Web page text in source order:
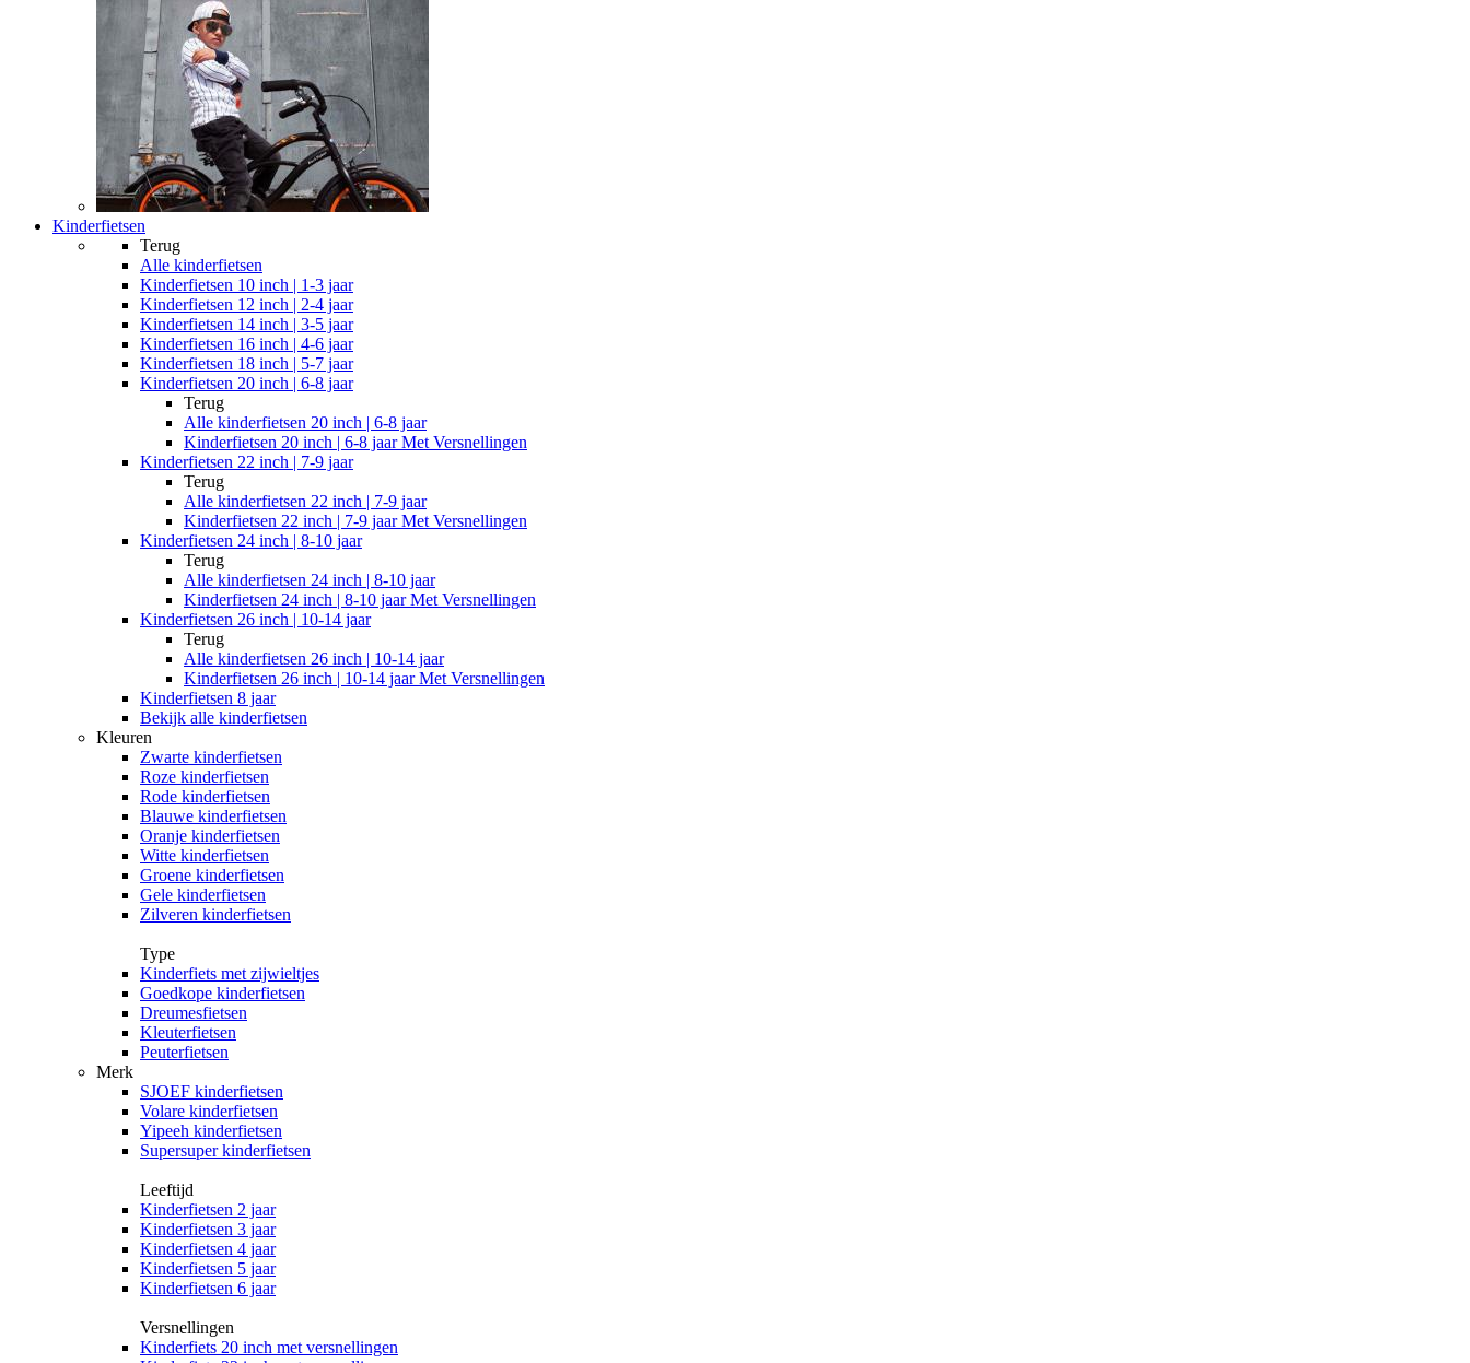
Kinderfietsen
Terug
Alle kinderfietsen
Kinderfietsen 10 inch | 1-3 jaar
Kinderfietsen 12 inch | 2-4 jaar
Kinderfietsen 14 inch | 3-5 jaar
Kinderfietsen 16 inch | 4-6 jaar
Kinderfietsen 18 inch | 5-7 jaar
Kinderfietsen 20 inch | 6-8 jaar
Terug
Alle kinderfietsen 20 inch | 6-8 jaar
Kinderfietsen 20 inch | 6-8 jaar Met Versnellingen
Kinderfietsen 22 inch | 7-9 jaar
Terug
Alle kinderfietsen 22 inch | 7-9 jaar
Kinderfietsen 22 inch | 7-9 jaar Met Versnellingen
Kinderfietsen 24 inch | 8-10 jaar
Terug
Alle kinderfietsen 24 inch | 8-10 jaar
Kinderfietsen 24 inch | 8-10 jaar Met Versnellingen
Kinderfietsen 26 inch | 10-14 jaar
Terug
Alle kinderfietsen 26 inch | 10-14 jaar
Kinderfietsen 26 inch | 10-14 jaar Met Versnellingen
Kinderfietsen 8 jaar
Bekijk alle kinderfietsen
Kleuren
Zwarte kinderfietsen
Roze kinderfietsen
Rode kinderfietsen
Blauwe kinderfietsen
Oranje kinderfietsen
Witte kinderfietsen
Groene kinderfietsen
Gele kinderfietsen
Zilveren kinderfietsen
Type
Kinderfiets met zijwieltjes
Goedkope kinderfietsen
Dreumesfietsen
Kleuterfietsen
Peuterfietsen
Merk
SJOEF kinderfietsen
Volare kinderfietsen
Yipeeh kinderfietsen
Supersuper kinderfietsen
Leeftijd
Kinderfietsen 2 jaar
Kinderfietsen 3 jaar
Kinderfietsen 4 jaar
Kinderfietsen 5 jaar
Kinderfietsen 6 jaar
Versnellingen
Kinderfiets 20 inch met versnellingen